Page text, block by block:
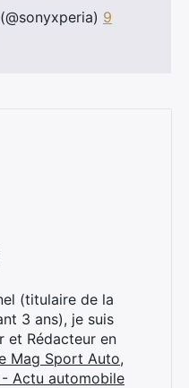
9
(titulaire de la
3 ans), je suis
et Rédacteur en
Mag Sport Auto,
Actu automobile